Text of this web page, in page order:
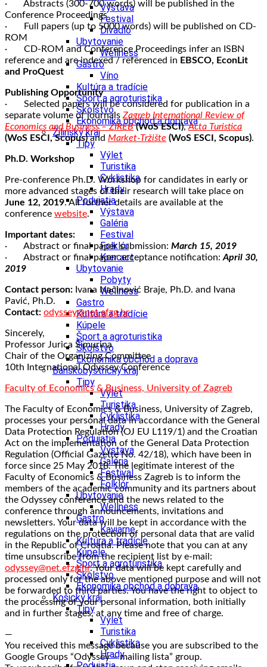
Výstava
Festival
Divadlo
Ubytovanie
Wellness
Gastro
Víno
Kultúra a tradície
Šport a agroturistika
Školstvo
Ekonomika obchod a doprava
Žilinský kraj
Tipy
Výlet
Turistika
Cyklistika
Hrady
Podujatia
Výstava
Galéria
Festival
Folklór
Koncert
Ubytovanie
Pobyty
Wellness
Gastro
Kultúra a tradície
Kúpele
Šport a agroturistika
Školstvo
Ekonomika obchod a doprava
Banskobystrický kraj
Tipy
Výlet
Turistika
Cyklistika
Hrady
Podujatia
Výstava
Galéria
Festival
Folklór
Ubytovanie
Wellness
Gastro
Kaviarne
Kultúra a tradície
Kúpele
Šport a agroturistika
Školstvo
Ekonomika obchod a doprava
Košický kraj
Tipy
Výlet
Turistika
Cyklistika
Hrady
· Abstracts (300-700 words) will be published in the
Conference Proceedings
· Full papers (up to 5000 words) will be published on CD-
ROM
· CD-ROM and Conference Proceedings infer an ISBN
reference and are indexed / referenced in EBSCO, EconLit
and ProQuest
Publishing Opportunity
· Selected papers will be considered for publication in a
separate volume of journals Zagreb International Review of
Economics and Business – ZIREB (WoS ESCI),Acta Turistica
(WoS ESCI, Scopus)and Market-Tržište (WoS ESCI, Scopus).
Ph.D. Workshop
Pre-conference Ph.D. Workshop for candidates in early or
more advanced stages of their research will take place on
June 12, 2019. All further details are available at the
conference website.
Important dates:
· Abstract or final paper submission: March 15, 2019
· Abstract or final paper acceptance notification: April 30,
2019
Contact person: Ivana Načinović Braje, Ph.D. and Ivana
Pavić, Ph.D.
Contact: odyssey@net.efzg.hr
Sincerely,
Professor Jurica Šimurina
Chair of the Organizing Committee
10th International Odyssey Conference
Faculty of Economics & Business, University of Zagreb
The Faculty of Economics & Business, University of Zagreb,
processes your personal data in accordance with the General
Data Protection Regulation (OJ EU L119/1) and the Croatian
Act on the implementation of the General Data Protection
Regulation (Official Gazette No. 42/18), which have been in
force since 25 May 2018. The legitimate interest of the
Faculty of Economics & Business Zagreb is to inform the
members of the academic community and its partners about
the Odyssey conference and the news related to the
conference through announcements, invitations and
newsletters. Your data will be kept in accordance with the
regulations on the protection of personal data that are valid
in the Republic of Croatia. Please note that you can at any
time unsubscribe from the recipient list by e-mail:
odyssey@net.efzg.hr. Your data will be kept carefully and
processed only for the above mentioned purpose and will not
be forwarded to third parties. You have the right to object to
the processing of your personal information, both initially
and in further stages, at any time and free of charge.
—
You received this message because you are subscribed to the
Google Groups “Odyssey – mailing lista” group.